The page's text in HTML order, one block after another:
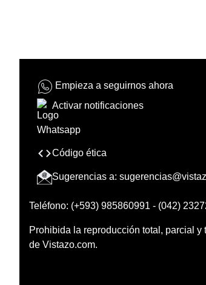
Empieza a seguirnos ahora
Activar notificaciones
Código ética
Sugerencias a:
Teléfono: (+593) 985860991 - (042)
Prohibida la reproducción total, parcial
de Vistazo.com.